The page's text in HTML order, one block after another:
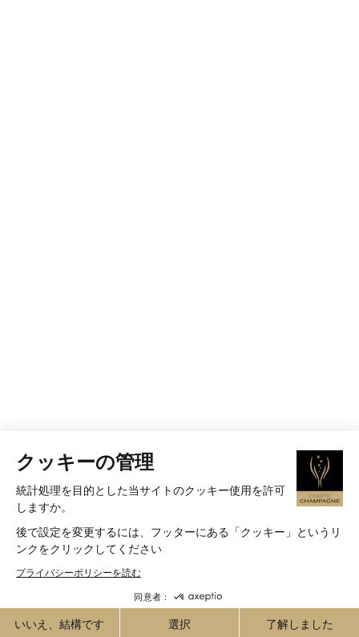
クッキーの管理
統計処理を目的とした当サイトのクッキー使用を許可
しますか。
後で設定を変更するには、フッターにある「クッキー」というリ
ンクをクリックしてください
プライバシーポリシーを読む
同意者：
いいえ、結構です 選択 了解しました